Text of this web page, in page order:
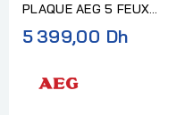
PLAQUE AEG 5 FEUX
75CM EN FONTE
FLAMELIGHT VERRE NOIR
5 399,00 Dh